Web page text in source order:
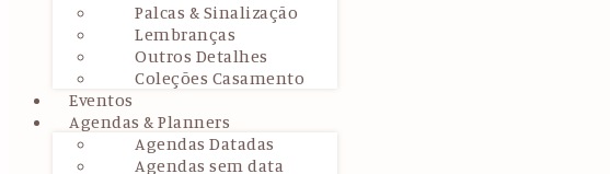
Palcas & Sinalização
Lembranças
Outros Detalhes
Coleções Casamento
Eventos
Agendas & Planners
Agendas Datadas
Agendas sem data